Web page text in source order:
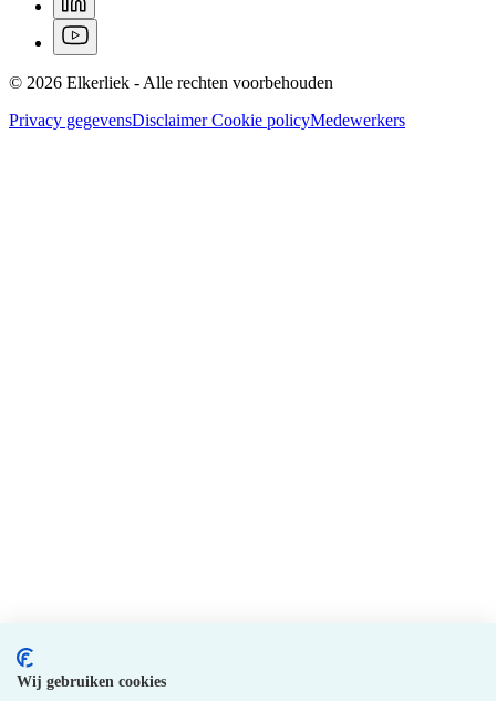
Wij gebruiken cookies
© 2026 Elkerliek - Alle rechten voorbehouden
Privacy gegevensDisclaimerCookie policyMedewerkers